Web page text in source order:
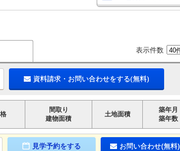
表示件数
資料請求・お問い合わせをする(無料)
間取り
建物面積
土地面積
築年月
築年数
見学予約をする お問い合わせ(無料)